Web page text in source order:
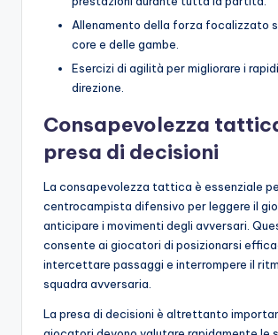
Allenamento della forza focalizzato
core e delle gambe.
Esercizi di agilità per migliorare i
direzione.
Consapevolezza
presa di decisioni
La consapevolezza tattica è essenziale
centrocampista difensivo per leggere il
anticipare i movimenti degli avversari.
consente ai giocatori di posizionarsi
intercettare passaggi e interrompere il
squadra avversaria.
La presa di decisioni è altrettanto